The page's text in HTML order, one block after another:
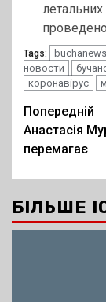
Tags: buchanews
новости
коронавірус
Post
Попередній
Анастасія
перемагає
БІЛЬШЕ